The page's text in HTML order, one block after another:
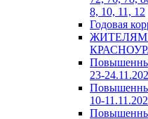
8, 10, 11, 12
Годовая
ЖИТЕЛЯМ
23-
10-